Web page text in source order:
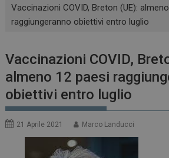
Vaccinazioni COVID, Breton (UE):
raggiungeranno obiettivi entro luglio
Vaccinazioni COVID,
almeno 12 paesi
obiettivi entro luglio
21 Aprile 2021 Marco Landucci